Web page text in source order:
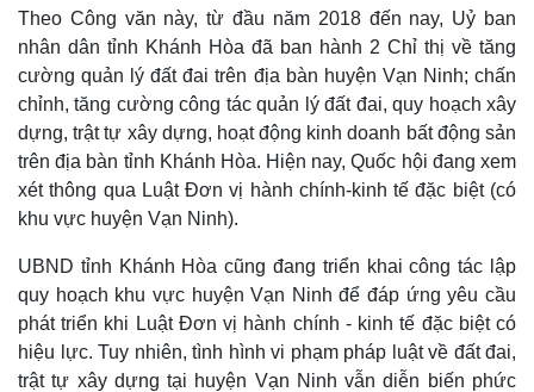
Theo Công văn này, từ đầu năm 2018 đến nay, Uỷ ban
nhân dân tỉnh Khánh Hòa đã ban hành 2 Chỉ thị về tăng
cường quản lý đất đai trên địa bàn huyện Vạn Ninh; chấn
chỉnh, tăng cường công tác quản lý đất đai, quy hoạch xây
dựng, trật tự xây dựng, hoạt động kinh doanh bất động sản
trên địa bàn tỉnh Khánh Hòa. Hiện nay, Quốc hội đang xem
xét thông qua Luật Đơn vị hành chính-kinh tế đặc biệt (có
khu vực huyện Vạn Ninh).
UBND tỉnh Khánh Hòa cũng đang triển khai công tác lập
quy hoạch khu vực huyện Vạn Ninh để đáp ứng yêu cầu
phát triển khi Luật Đơn vị hành chính - kinh tế đặc biệt có
hiệu lực. Tuy nhiên, tình hình vi phạm pháp luật về đất đai,
trật tự xây dựng tại huyện Vạn Ninh vẫn diễn biến phức